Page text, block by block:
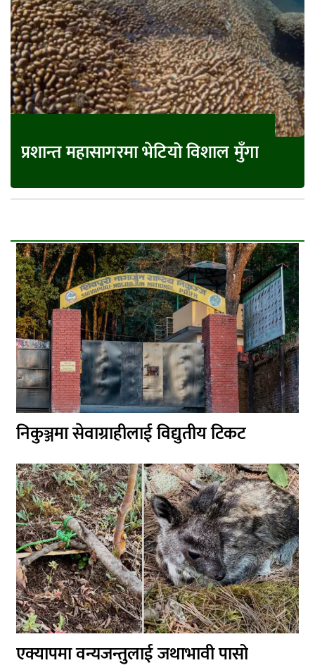
प्रशान्त महासागरमा भेटियो विशाल मुँगा
निकुञ्जमा सेवाग्राहीलाई विद्युतीय टिकट
एक्यापमा वन्यजन्तुलाई जथाभावी पासो